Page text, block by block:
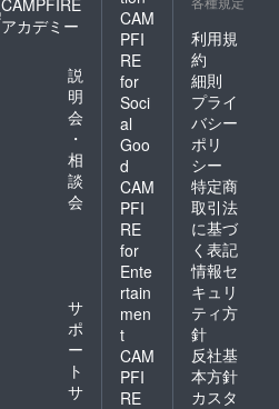
CAMPFIRE
アカデミー
説
明
会
・
相
談
会
サ
ポ
ー
ト
サ
CAM
PFI
RE
for
Soci
al
Goo
d
CAM
PFI
RE
for
Ente
rtain
men
t
CAM
PFI
RE
利用規
約
細則
プライ
バシー
ポリ
シー
特定商
取引法
に基づ
く表記
情報セ
キュリ
ティ方
針
反社基
本方針
カスタ